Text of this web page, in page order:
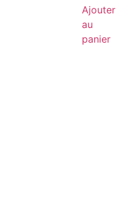
Ajouter
au
panier